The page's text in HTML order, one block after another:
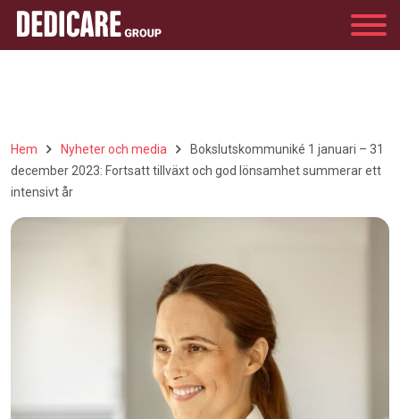
Hem Nyheter och media
Bokslutskommuniké 1 januari – 31
december 2023: Fortsatt tillväxt och god lönsamhet summerar ett
intensivt år